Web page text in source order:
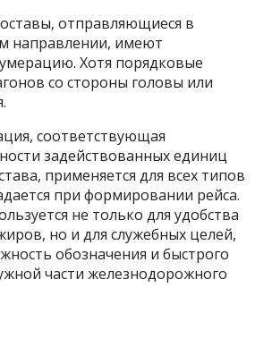
отправляющиеся в
направлении, имеют
Хотя порядковые
со стороны головы или
соответствующая
задействованных единиц
применяется для всех типов
при формировании рейса.
не только для удобства
но и для служебных целей,
обозначения и быстрого
части железнодорожного